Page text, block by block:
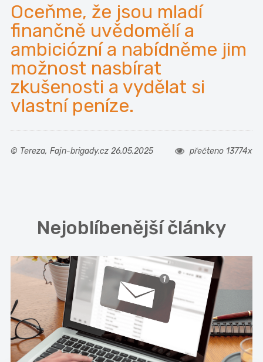
Oceňme, že jsou mladí
finančně uvědomělí a
ambiciózní a nabídněme jim
možnost nasbírat
zkušenosti a vydělat si
vlastní peníze.
© Tereza, Fajn-brigady.cz 26.05.2025 přečteno 13774x
Nejoblíbenější články